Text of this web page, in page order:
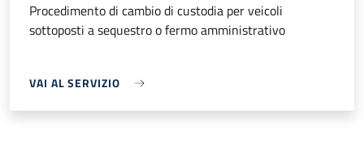
Procedimento di cambio di custodia per veicoli
sottoposti a sequestro o fermo amministrativo
VAI AL SERVIZIO